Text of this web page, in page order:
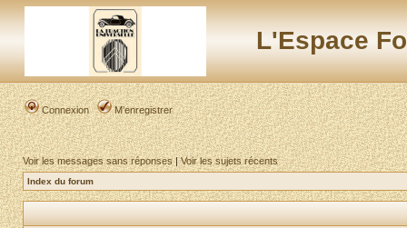
L'Espace
Connexion M’enregistrer
Voir les messages sans réponses|Voir les sujets récents
Index du forum